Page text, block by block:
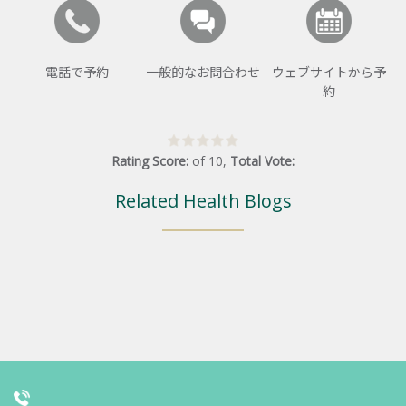
電話で予約 一般的なお問合わせ
ウェブサイトから予
約
Rating Score: of 10, Total Vote:
Related Health Blogs